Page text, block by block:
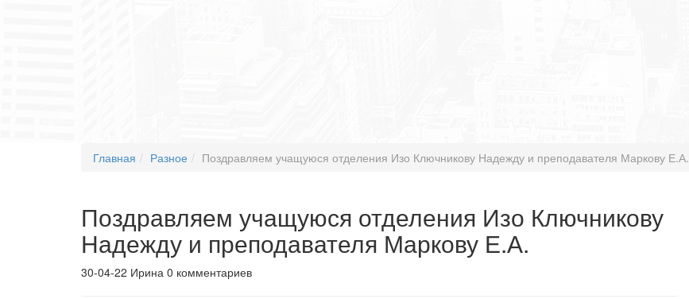
Главная Разное Поздравляем учащуюся отделения Изо Ключникову Надежду и преподавателя Маркову Е.А.
Поздравляем учащуюся отделения Изо Ключникову
Надежду и преподавателя Маркову Е.А.
30-04-22 Ирина 0 комментариев